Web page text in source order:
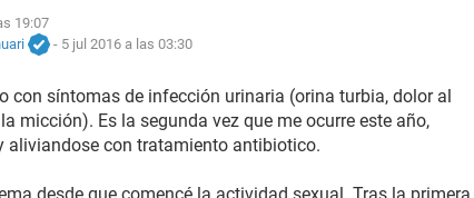
19:07
- 5 jul 2016 a las 03:30
con síntomas de infección urinaria (orina turbia, dolor al
micción). Es la segunda vez que me ocurre este año,
aliviandose con tratamiento antibiotico.